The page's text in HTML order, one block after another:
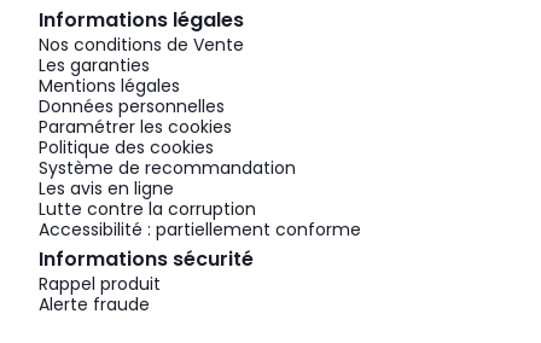
Informations légales
Nos conditions de Vente
Les garanties
Mentions légales
Données personnelles
Paramétrer les cookies
Politique des cookies
Système de recommandation
Les avis en ligne
Lutte contre la corruption
Accessibilité : partiellement conforme
Informations sécurité
Rappel produit
Alerte fraude